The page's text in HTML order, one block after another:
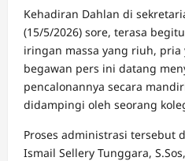
Kehadiran Dahlan di
(15/5/2026) sore, terasa
iringan massa yang riuh, pria
begawan pers ini datang
pencalonannya secara
didampingi oleh seorang
Proses administrasi tersebut
Ismail Sellery Tunggara, S.Sos,